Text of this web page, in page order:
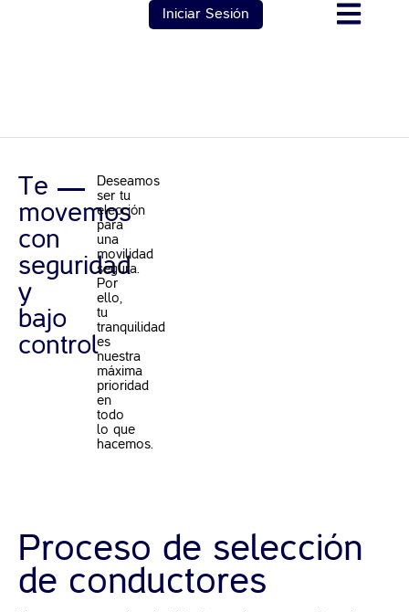
Iniciar Sesión
Te
movemos
con
seguridad
y
bajo
control
Deseamos
ser tu
elección
para
una
movilidad
segura.
Por
ello,
tu
tranquilidad
es
nuestra
máxima
prioridad
en
todo
lo que
hacemos.
Proceso de selección
de conductores